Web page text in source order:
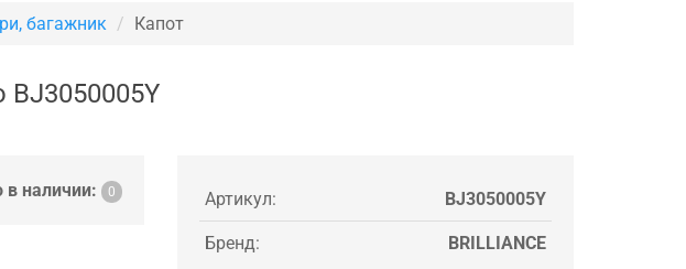
багажник Капот
BJ3050005Y
в наличии: 0 Артикул: BJ3050005Y
Бренд: BRILLIANCE